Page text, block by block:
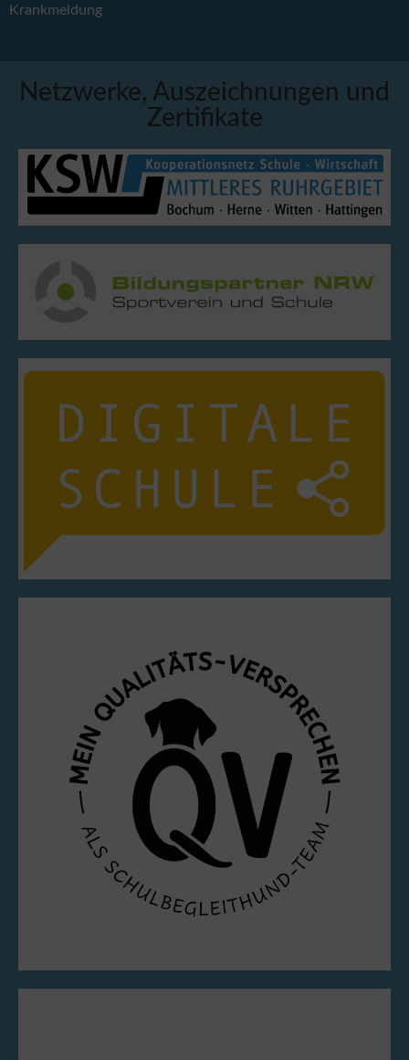
Krankmeldung
Netzwerke, Auszeichnungen und
Zertifikate